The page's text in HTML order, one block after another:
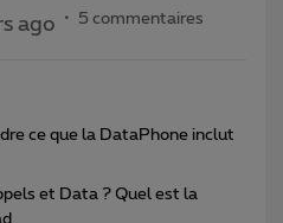
ago 5 commentaires
ce que la DataPhone inclut
et Data ? Quel est la